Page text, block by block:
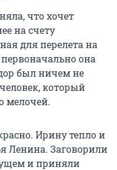
что хочет
на счету
для перелета на
она
был ничем не
который
мелочей.
Ирину тепло и
Ленина. Заговорили
и приняли